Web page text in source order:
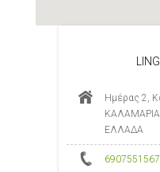
Ημέρας 2,
ΕΛΛΑΔΑ
6907551567